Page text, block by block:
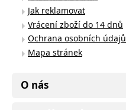
Jak reklamovat
Vrácení zboží do 14 dnů
Ochrana osobních údajů
Mapa stránek
O nás